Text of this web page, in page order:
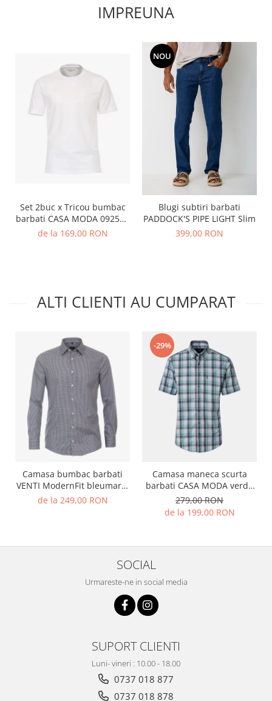
IMPREUNA
Set 2buc x Tricou bumbac
barbati CASA MODA 092500
alb
de la 169,00 RON
NOU
Blugi subtiri barbati
PADDOCK'S PIPE LIGHT Slim
399,00 RON
ALTI CLIENTI AU CUMPARAT
Camasa bumbac barbati
VENTI ModernFit bleumarin
patratele
de la 249,00 RON
-29%
Camasa maneca scurta
barbati CASA MODA verde
carouri
279,00 RON
de la 199,00 RON
SOCIAL
Urmareste-ne in social media
SUPORT CLIENTI
Luni- vineri : 10.00 - 18.00
0737 018 877
0737 018 878